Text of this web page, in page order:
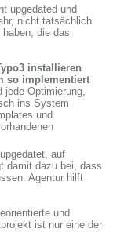
upgedated und
nicht tatsächlich
die das
installieren
so implementiert
jede Optimierung,
ins System
und
auf
damit dazu bei, dass
Agentur hilft
und
ist nur eine der